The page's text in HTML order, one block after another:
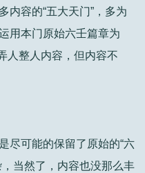
内容的“五大天门”，多为
用本门原始六壬篇章为
人整人内容，但内容不
尽可能的保留了原始的“六
当然了，内容也没那么丰